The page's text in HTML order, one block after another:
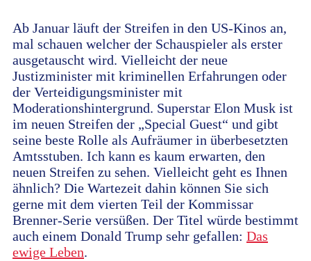
Ab Januar läuft der Streifen in den US-Kinos an,
mal schauen welcher der Schauspieler als erster
ausgetauscht wird. Vielleicht der neue
Justizminister mit kriminellen Erfahrungen oder
der Verteidigungsminister mit
Moderationshintergrund. Superstar Elon Musk ist
im neuen Streifen der „Special Guest“ und gibt
seine beste Rolle als Aufräumer in überbesetzten
Amtsstuben. Ich kann es kaum erwarten, den
neuen Streifen zu sehen. Vielleicht geht es Ihnen
ähnlich? Die Wartezeit dahin können Sie sich
gerne mit dem vierten Teil der Kommissar
Brenner-Serie versüßen. Der Titel würde bestimmt
auch einem Donald Trump sehr gefallen: Das
ewige Leben.